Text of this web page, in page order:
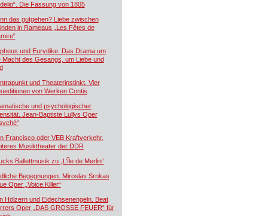
Die Fassung von 1805
das gutgehen? Liebe zwischen
in Rameaus „Les Fêtes de
und Eurydike. Das Drama um
Macht des Gesangs, um Liebe und
und Theaterinstinkt. Vier
von Werken Contis
und psychologischer
Jean-Baptiste Lullys Oper
Francisco oder VEB Kraftverkehr.
Musiktheater der DDR
Ballettmusik zu „L’Île de Merlin“
Begegnungen. Miroslav Srnkas
Oper „Voice Killer“
Hölzern und Eidechsenengeln. Beat
Oper „DAS GROSSE FEUER“ für